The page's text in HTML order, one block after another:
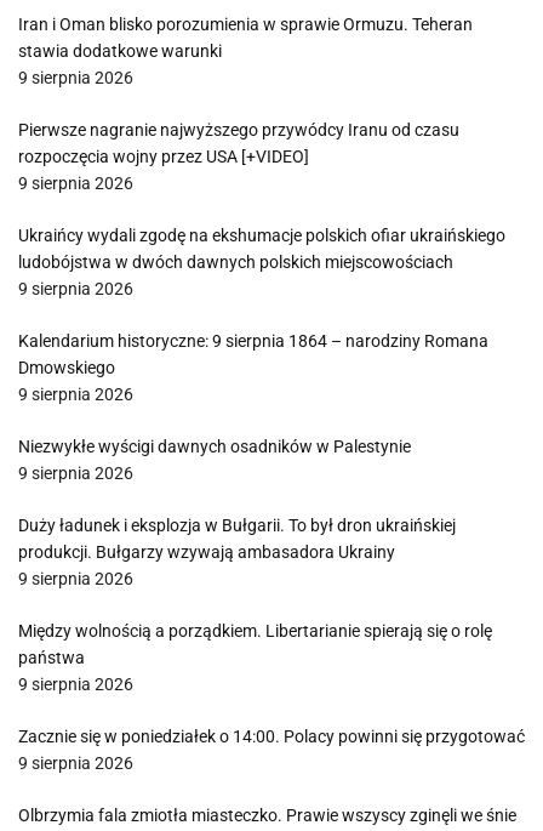
Iran i Oman blisko porozumienia w sprawie Ormuzu. Teheran
stawia dodatkowe warunki
9 sierpnia 2026
Pierwsze nagranie najwyższego przywódcy Iranu od czasu
rozpoczęcia wojny przez USA [+VIDEO]
9 sierpnia 2026
Ukraińcy wydali zgodę na ekshumacje polskich ofiar ukraińskiego
ludobójstwa w dwóch dawnych polskich miejscowościach
9 sierpnia 2026
Kalendarium historyczne: 9 sierpnia 1864 – narodziny Romana
Dmowskiego
9 sierpnia 2026
Niezwykłe wyścigi dawnych osadników w Palestynie
9 sierpnia 2026
Duży ładunek i eksplozja w Bułgarii. To był dron ukraińskiej
produkcji. Bułgarzy wzywają ambasadora Ukrainy
9 sierpnia 2026
Między wolnością a porządkiem. Libertarianie spierają się o rolę
państwa
9 sierpnia 2026
Zacznie się w poniedziałek o 14:00. Polacy powinni się przygotować
9 sierpnia 2026
Olbrzymia fala zmiotła miasteczko. Prawie wszyscy zginęli we śnie